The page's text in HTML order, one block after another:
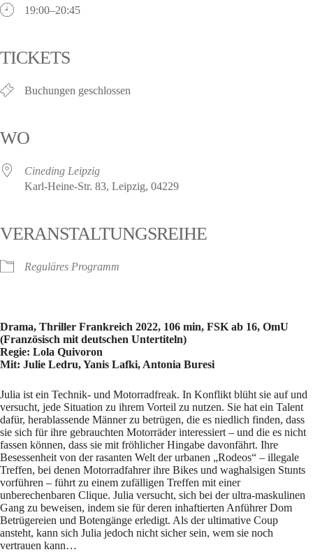
19:00–20:45
TICKETS
Buchungen geschlossen
WO
Cineding Leipzig
Karl-Heine-Str. 83, Leipzig, 04229
VERANSTALTUNGSREIHE
Reguläres Programm
Drama, Thriller Frankreich 2022, 106 min, FSK ab 16, OmU
(Französisch mit deutschen Untertiteln)
Regie: Lola Quivoron
Mit: Julie Ledru, Yanis Lafki, Antonia Buresi
Julia ist ein Technik- und Motorradfreak. In Konflikt blüht sie auf und
versucht, jede Situation zu ihrem Vorteil zu nutzen. Sie hat ein Talent
dafür, herablassende Männer zu betrügen, die es niedlich finden, dass
sie sich für ihre gebrauchten Motorräder interessiert – und die es nicht
fassen können, dass sie mit fröhlicher Hingabe davonfährt. Ihre
Besessenheit von der rasanten Welt der urbanen „Rodeos“ – illegale
Treffen, bei denen Motorradfahrer ihre Bikes und waghalsigen Stunts
vorführen – führt zu einem zufälligen Treffen mit einer
unberechenbaren Clique. Julia versucht, sich bei der ultra-maskulinen
Gang zu beweisen, indem sie für deren inhaftierten Anführer Dom
Betrügereien und Botengänge erledigt. Als der ultimative Coup
ansteht, kann sich Julia jedoch nicht sicher sein, wem sie noch
vertrauen kann…